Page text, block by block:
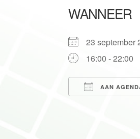
WANNEER
23 september
16:00 - 22:00
AAN